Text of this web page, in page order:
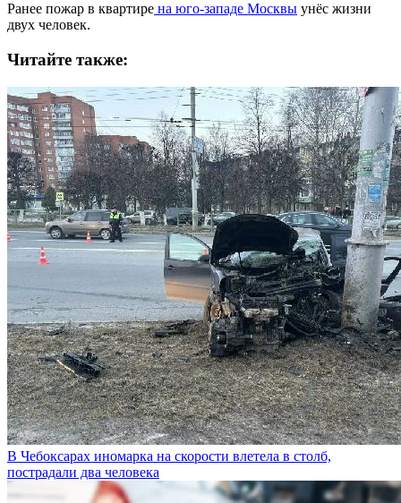
Ранее пожар в квартире на юго-западе Москвы унёс жизни
двух человек.
Читайте также:
В Чебоксарах иномарка на скорости влетела в столб,
пострадали два человека